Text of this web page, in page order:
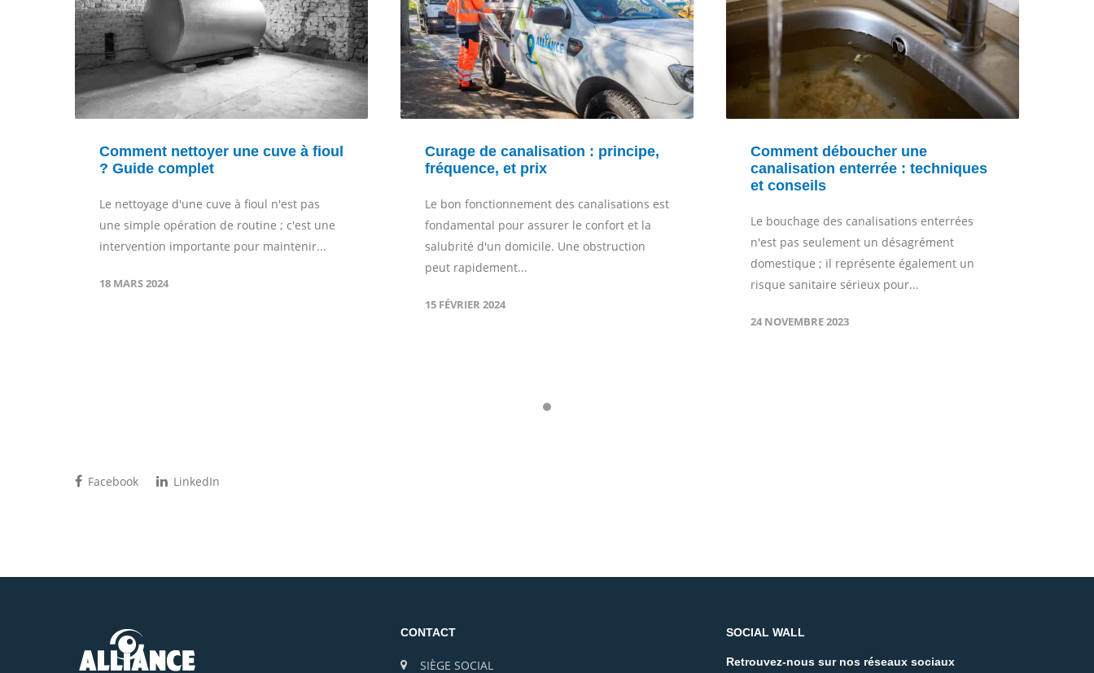
Comment nettoyer une cuve à fioul
? Guide complet
Le nettoyage d'une cuve à fioul n'est pas
une simple opération de routine ; c'est une
intervention importante pour maintenir...
18 MARS 2024
Curage de canalisation : principe,
fréquence, et prix
Le bon fonctionnement des canalisations est
fondamental pour assurer le confort et la
salubrité d'un domicile. Une obstruction
peut rapidement...
15 FÉVRIER 2024
Comment déboucher une
canalisation enterrée : techniques
et conseils
Le bouchage des canalisations enterrées
n'est pas seulement un désagrément
domestique ; il représente également un
risque sanitaire sérieux pour...
24 NOVEMBRE 2023
Facebook LinkedIn
CONTACT
SIÈGE SOCIAL
SOCIAL WALL
Retrouvez-nous sur nos réseaux sociaux